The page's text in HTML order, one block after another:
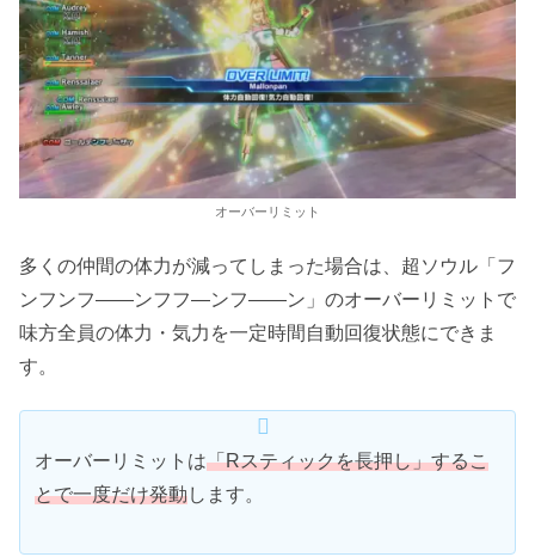
オーバーリミット
多くの仲間の体力が減ってしまった場合は、超ソウル「フ
ンフンフ――ンフフ―ンフ――ン」のオーバーリミットで
味方全員の体力・気力を一定時間自動回復状態にできま
す。
オーバーリミットは「Rスティックを長押し」するこ
とで一度だけ発動します。